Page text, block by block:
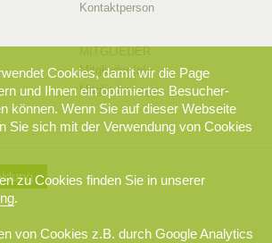
Kontaktperson
Mitglieder-Info
Mitglieder-Login
Cookies, damit wir die Page
und Ihnen ein optimiertes Besucher-
können. Wenn Sie auf dieser Webseite
Sie sich mit der Verwendung von Cookies
zu Cookies finden Sie in unserer
.
von Cookies z.B. durch Google Analytics